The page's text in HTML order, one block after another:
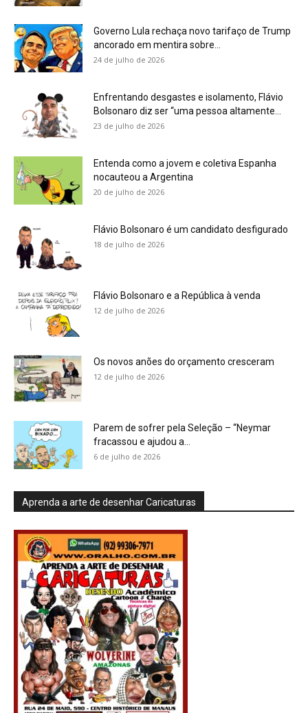
Governo Lula rechaça novo tarifaço de Trump
ancorado em mentira sobre...
24 de julho de 2026
Enfrentando desgastes e isolamento, Flávio
Bolsonaro diz ser “uma pessoa altamente...
23 de julho de 2026
Entenda como a jovem e coletiva Espanha
nocauteou a Argentina
20 de julho de 2026
Flávio Bolsonaro é um candidato desfigurado
18 de julho de 2026
Flávio Bolsonaro e a República à venda
12 de julho de 2026
Os novos anões do orçamento cresceram
12 de julho de 2026
Parem de sofrer pela Seleção – “Neymar
fracassou e ajudou a...
6 de julho de 2026
Aprenda a arte de desenhar Caricaturas